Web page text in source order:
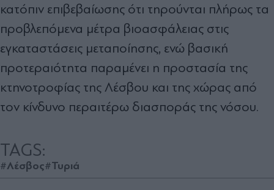
κατόπιν επιβεβαίωσης ότι τηρούνται πλήρως τα
προβλεπόμενα μέτρα βιοασφάλειας στις
εγκαταστάσεις μεταποίησης, ενώ βασική
προτεραιότητα παραμένει η προστασία της
κτηνοτροφίας της Λέσβου και της χώρας από
τον κίνδυνο περαιτέρω διασποράς της νόσου.
TAGS:
#Λέσβος#Τυριά